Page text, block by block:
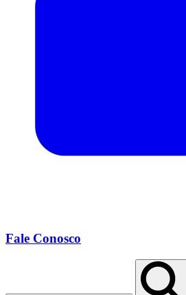
Fale Conosco